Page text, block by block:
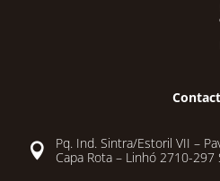

Pq. Ind. Sintra/Estoril VII –
Capa Rota – Linhó 2710-297